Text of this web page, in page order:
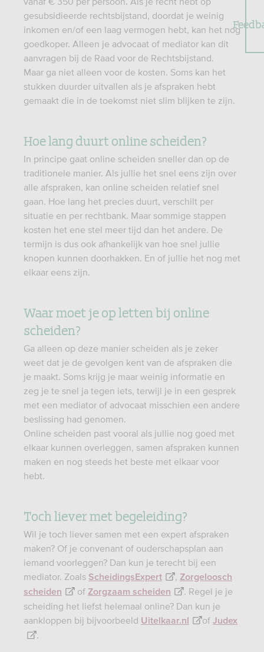
gesubsidieerde rechtsbijstand, doordat je weinig
inkomen en/of een laag vermogen hebt, kan het nog
goedkoper. Alleen je advocaat of mediator kan dit
aanvragen bij de Raad voor de Rechtsbijstand.
Maar ga niet alleen voor de kosten. Soms kan het
stukken duurder uitvallen als je afspraken hebt
gemaakt die in de toekomst niet slim blijken te zijn.
Hoe lang duurt online scheiden?
In principe gaat online scheiden sneller dan op de
traditionele manier. Als jullie het snel eens zijn over
alle afspraken, kan online scheiden relatief snel
gaan. Hoe lang het precies duurt, verschilt per
situatie en per rechtbank. Maar sommige stappen
kosten het ene stel meer tijd dan het andere. De
termijn is dus ook afhankelijk van hoe snel jullie
knopen kunnen doorhakken. En of jullie het nog met
elkaar eens zijn.
Waar moet je op letten bij online
scheiden?
Ga alleen op deze manier scheiden als je zeker
weet dat je de gevolgen kent van de afspraken die
je maakt. Soms krijg je maar weinig informatie en
zeg je te snel ja tegen iets, terwijl je in een gesprek
met een mediator of advocaat misschien een andere
beslissing had genomen.
Online scheiden past vooral als jullie nog goed met
elkaar kunnen overleggen, samen afspraken kunnen
maken en nog steeds het beste met elkaar voor
hebt.
Toch liever met begeleiding?
Wil je toch liever samen met een expert afspraken
maken? Of je convenant of ouderschapsplan aan
iemand voorleggen? Dan kun je terecht bij een
mediator. Zoals ScheidingsExpert , Zorgeloosch
scheiden
of Zorgzaam scheiden
. Regel je je
scheiding het liefst helemaal online? Dan kun je
aankloppen bij bijvoorbeeld Uitelkaar.nl of Judex
.